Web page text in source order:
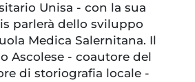
Unisa - con la sua
parlerà dello sviluppo
Medica Salernitana. Il
Ascolese - coautore del
di storiografia locale -